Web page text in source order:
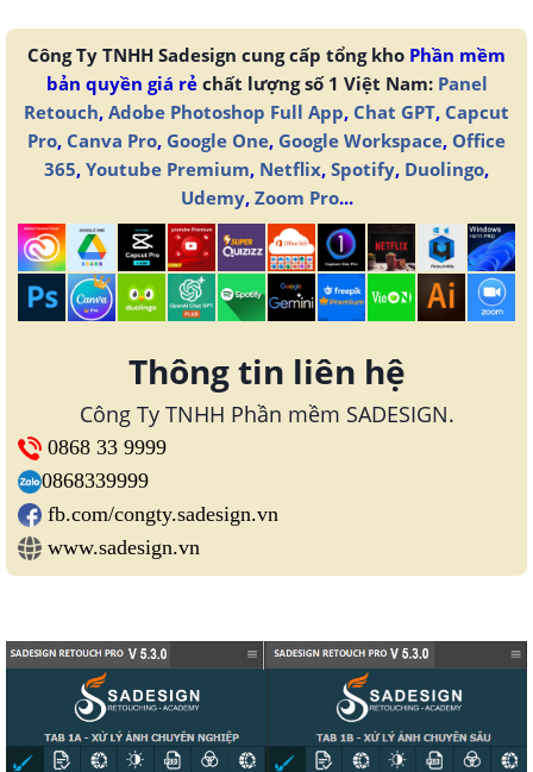
Công Ty TNHH Sadesign cung cấp tổng kho Phần mềm
bản quyền giá rẻchất lượng số 1 Việt Nam: Panel
Retouch, Adobe Photoshop Full App, Chat GPT, Capcut
Pro, Canva Pro, Google One, Google Workspace, Office
365, Youtube Premium, Netflix, Spotify, Duolingo,
Udemy, Zoom Pro...
Thông tin liên hệ
Công Ty TNHH Phần mềm SADESIGN.
0868 33 9999
0868339999
fb.com/congty.sadesign.vn
www.sadesign.vn